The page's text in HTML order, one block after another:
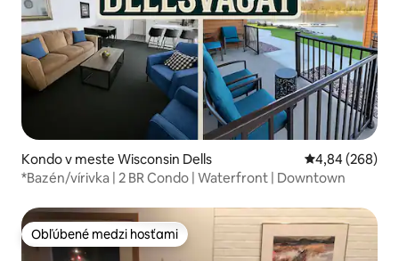
Kondo v meste Wisconsin Dells Priemerné
4,84 (268)
*Bazén/vírivka | 2 BR Condo | Waterfront | Downtown
Obľúbené medzi hosťami
Obľúbené medzi hosťami